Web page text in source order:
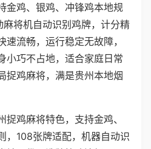
金鸡、银鸡、冲锋鸡本地规
将机自动识别鸡牌，计分精
流畅，运行稳定无故障，
小巧不占地，适合家庭日常
捉鸡麻将，满是贵州本地烟
捉鸡麻将特色，支持金鸡、
，108张牌适配，机器自动识